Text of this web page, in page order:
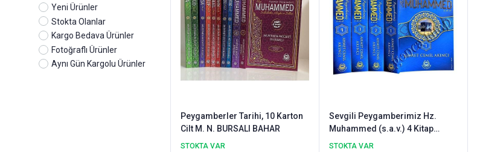
Erkam Yayınları
Gonca Yayınevi
Hayat Yayınları
Hikmet Neşriyat
Hisar Yayınları
Yeni Ürünler
Stokta Olanlar
Kargo Bedava Ürünler
Fotoğraflı Ürünler
Aynı Gün Kargolu Ürünler
Peygamberler Tarihi, 10 Karton
Cilt M. N. BURSALI BAHAR
STOKTA VAR
Sevgili Peygamberimiz Hz.
Muhammed (s.a.v.) 4 Kitap
Bahar
STOKTA VAR